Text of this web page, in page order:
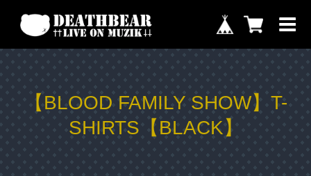
【BLOOD FAMILY SHOW】T-
SHIRTS【BLACK】